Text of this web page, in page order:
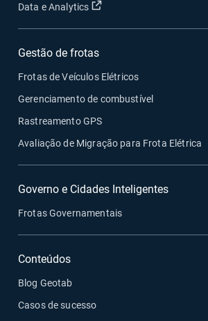
Data e Analytics Abrir em uma nova janela
Gestão de frotas
Frotas de Veículos Elétricos
Gerenciamento de combustível
Rastreamento GPS
Avaliação de Migração para Frota Elétrica
Governo e Cidades Inteligentes
Frotas Governamentais
Conteúdos
Blog Geotab
Casos de sucesso